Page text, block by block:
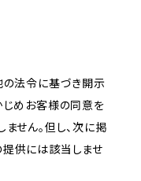
の法令に基づき開示
じめお客様の同意を
せん。但し、次に掲
供には該当しませ